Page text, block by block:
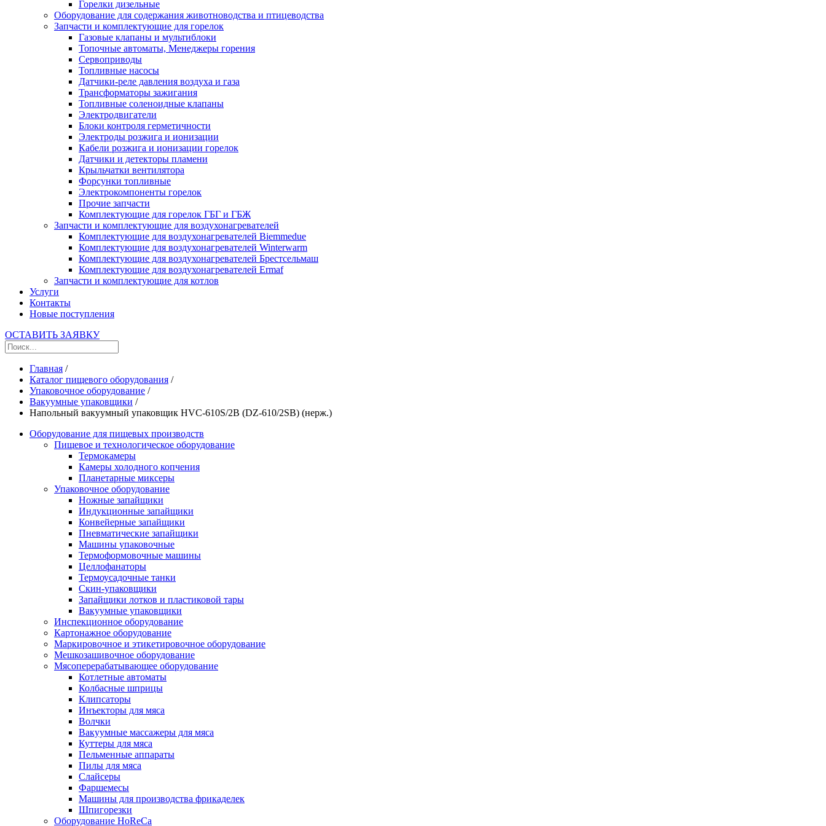
Горелки дизельные
Оборудование для содержания животноводства и птицеводства
Запчасти и комплектующие для горелок
Газовые клапаны и мультиблоки
Топочные автоматы, Менеджеры горения
Сервоприводы
Топливные насосы
Датчики-реле давления воздуха и газа
Трансформаторы зажигания
Топливные соленоидные клапаны
Электродвигатели
Блоки контроля герметичности
Электроды розжига и ионизации
Кабели розжига и ионизации горелок
Датчики и детекторы пламени
Крыльчатки вентилятора
Форсунки топливные
Электрокомпоненты горелок
Прочие запчасти
Комплектующие для горелок ГБГ и ГБЖ
Запчасти и комплектующие для воздухонагревателей
Комплектующие для воздухонагревателей Biemmedue
Комплектующие для воздухонагревателей Winterwarm
Комплектующие для воздухонагревателей Брестсельмаш
Комплектующие для воздухонагревателей Ermaf
Запчасти и комплектующие для котлов
Услуги
Контакты
Новые поступления
ОСТАВИТЬ ЗАЯВКУ
Главная /
Каталог пищевого оборудования /
Упаковочное оборудование /
Вакуумные упаковщики /
Напольный вакуумный упаковщик HVC-610S/2B (DZ-610/2SB) (нерж.)
Оборудование для пищевых производств
Пищевое и технологическое оборудование
Термокамеры
Камеры холодного копчения
Планетарные миксеры
Упаковочное оборудование
Ножные запайщики
Индукционные запайщики
Конвейерные запайщики
Пневматические запайщики
Машины упаковочные
Термоформовочные машины
Целлофанаторы
Термоусадочные танки
Скин-упаковщики
Запайщики лотков и пластиковой тары
Вакуумные упаковщики
Инспекционное оборудование
Картонажное оборудование
Маркировочное и этикетировочное оборудование
Мешкозашивочное оборудование
Мясоперерабатывающее оборудование
Котлетные автоматы
Колбасные шприцы
Клипсаторы
Инъекторы для мяса
Волчки
Вакуумные массажеры для мяса
Куттеры для мяса
Пельменные аппараты
Пилы для мяса
Слайсеры
Фаршемесы
Машины для производства фрикаделек
Шпигорезки
Оборудование HoReCa